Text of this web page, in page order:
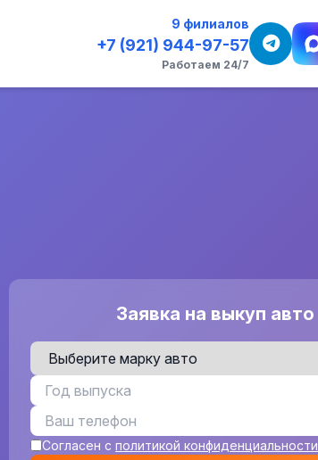
9 филиалов
+7 (921) 944-97-57
Работаем 24/7
Заявка на выкуп авто
Согласен сполитикой конфиденциальности